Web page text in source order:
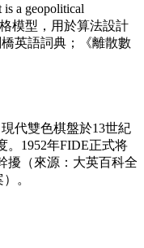
a geopolitical
模型，用於算法設計
英語詞典；《離散數
代雙色棋盤於13世紀
。1952年FIDE正式将
擾（來源：大英百科全
。